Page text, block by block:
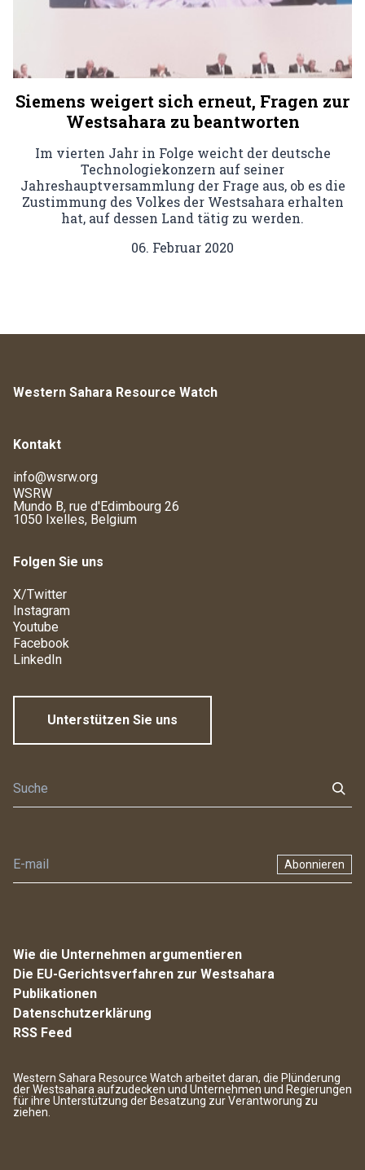
Siemens weigert sich erneut, Fragen zur
Westsahara zu beantworten
Im vierten Jahr in Folge weicht der deutsche
Technologiekonzern auf seiner
Jahreshauptversammlung der Frage aus, ob es die
Zustimmung des Volkes der Westsahara erhalten
hat, auf dessen Land tätig zu werden.
06. Februar 2020
Western Sahara Resource Watch
Kontakt
info@wsrw.org
WSRW
Mundo B, rue d'Edimbourg 26
1050 Ixelles, Belgium
Folgen Sie uns
X/Twitter
Instagram
Youtube
Facebook
LinkedIn
Unterstützen Sie uns
Abonnieren
Wie die Unternehmen argumentieren
Die EU-Gerichtsverfahren zur Westsahara
Publikationen
Datenschutzerklärung
RSS Feed
Western Sahara Resource Watch arbeitet daran, die Plünderung
der Westsahara aufzudecken und Unternehmen und Regierungen
für ihre Unterstützung der Besatzung zur Verantworung zu
ziehen.